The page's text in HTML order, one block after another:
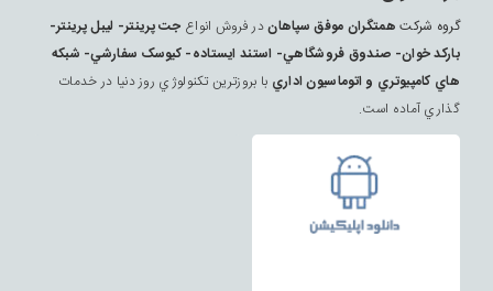
گروه شرکت همتگران موفق سپاهاندر فروش انواع جت پرينتر- ليبل پرينتر-
بارکد خوان- صندوق فروشگاهي- استند ايستاده- کيوسک سفارشي- شبکه
هاي کامپيوتري و اتوماسيون اداري با بروزترين تکنولوژي روز دنيا در خدمات
گذاري آماده است.